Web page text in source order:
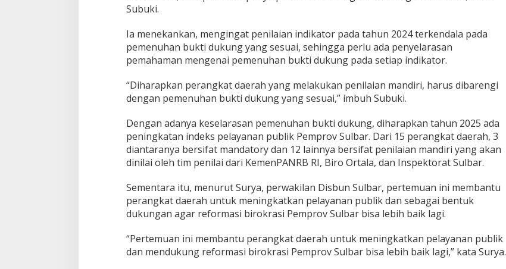
g
g
a
a
n
e
l
a
y
a
a
n
P
u
l
i
Subuki.
Ia menekankan, mengingat penilaian indikator pada tahun 2024 terkendala pada
pemenuhan bukti dukung yang sesuai, sehingga perlu ada penyelarasan
pemahaman mengenai pemenuhan bukti dukung pada setiap indikator.
“Diharapkan perangkat daerah yang melakukan penilaian mandiri, harus dibarengi
dengan pemenuhan bukti dukung yang sesuai,” imbuh Subuki.
Dengan adanya keselarasan pemenuhan bukti dukung, diharapkan tahun 2025 ada
peningkatan indeks pelayanan publik Pemprov Sulbar. Dari 15 perangkat daerah, 3
diantaranya bersifat mandatory dan 12 lainnya bersifat penilaian mandiri yang akan
dinilai oleh tim penilai dari KemenPANRB RI, Biro Ortala, dan Inspektorat Sulbar.
Sementara itu, menurut Surya, perwakilan Disbun Sulbar, pertemuan ini membantu
perangkat daerah untuk meningkatkan pelayanan publik dan sebagai bentuk
dukungan agar reformasi birokrasi Pemprov Sulbar bisa lebih baik lagi.
“Pertemuan ini membantu perangkat daerah untuk meningkatkan pelayanan publik
dan mendukung reformasi birokrasi Pemprov Sulbar bisa lebih baik lagi,” kata Surya.